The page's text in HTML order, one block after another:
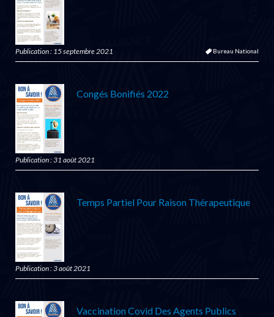
Publication : 15 septembre 2021 Bureau National
Congés Bonifiés 2022
Publication : 31 août 2021
Temps Partiel Pour Raison Thérapeutique
Publication : 3 août 2021
Vaccination Covid Des Agents Publics